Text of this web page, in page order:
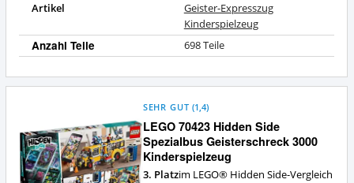
Artikel
Geister-Expresszug
Kinderspielzeug
Anzahl Teile 698 Teile
LEGO 70423 Hidden Side
Spezialbus Geisterschreck 3000
Kinderspielzeug
SEHR GUT (1,4)
3. Platzim LEGO® Hidden Side-Vergleich